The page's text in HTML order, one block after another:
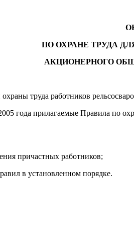
ПО ОХРАНЕ ТРУДА
АКЦИОНЕРНОГО
труда работников
года прилагаемые Правила по
причастных работников;
в установленном порядке.